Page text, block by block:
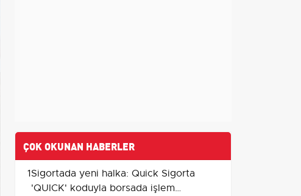
ÇOK OKUNAN HABERLER
1Sigortada yeni halka: Quick Sigorta
'QUICK' koduyla borsada işlem